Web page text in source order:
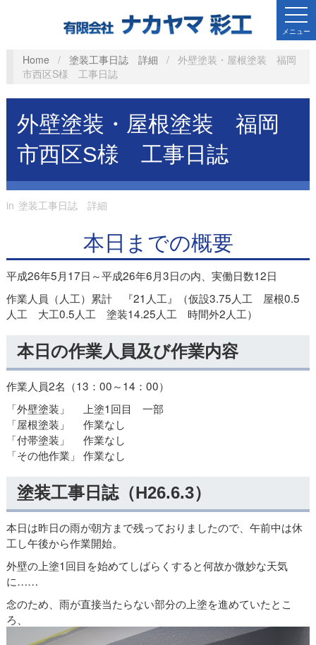
メニュー
Home / 塗装工事日誌 詳細 / 外壁塗装・屋根塗装 福岡
市西区S様 工事日誌
外壁塗装・屋根塗装 福岡
市西区S様 工事日誌
in 塗装工事日誌 詳細
本日までの概要
平成26年5月17日～平成26年6月3日の内、実働日数12日
作業人員（人工）累計 『21人工』（仮設3.75人工 屋根0.5
人工 大工0.5人工 塗装14.25人工 時間外2人工）
本日の作業人員及び作業内容
作業人員2名（13：00～14：00）
「外壁塗装」 上塗1回目 一部
「屋根塗装」 作業なし
「付帯塗装」 作業なし
「その他作業」 作業なし
塗装工事日誌（H26.6.3）
本日は昨日の雨が朝方まで残っておりましたので、午前中は休
工し午後から作業開始。
外壁の上塗1回目を始めてしばらくすると何故か微妙な天気
に……
念のため、雨が直接当たらない部分の上塗を進めていたとこ
ろ、